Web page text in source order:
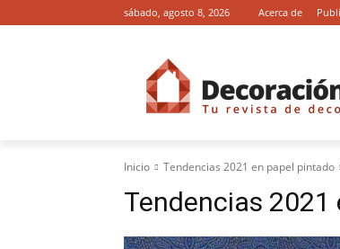
sábado, agosto 8, 2026 Acerca de
Inicio Tendencias 2021 en papel pintado
Tendencias